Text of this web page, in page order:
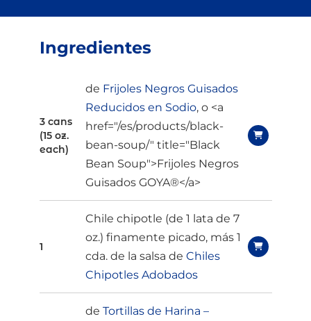
Ingredientes
3 cans
(15 oz.
each)
de Frijoles Negros Guisados
Reducidos en Sodio, o <a
href="/es/products/black-
bean-soup/" title="Black
Bean Soup">Frijoles Negros
Guisados GOYA®</a>
1
Chile chipotle (de 1 lata de 7
oz.) finamente picado, más 1
cda. de la salsa de Chiles
Chipotles Adobados
de Tortillas de Harina –